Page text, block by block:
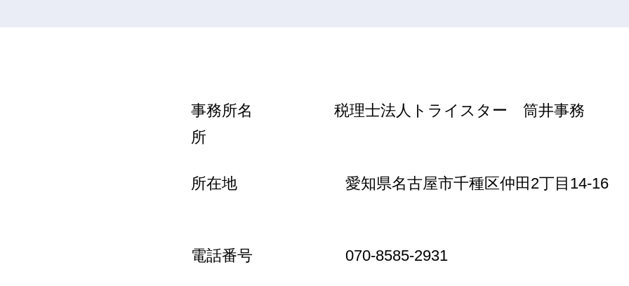
事務所名 税理士法人トライスター 筒井事務
所
所在地 愛知県名古屋市千種区仲田2丁目14-16
電話番号 070-8585-2931